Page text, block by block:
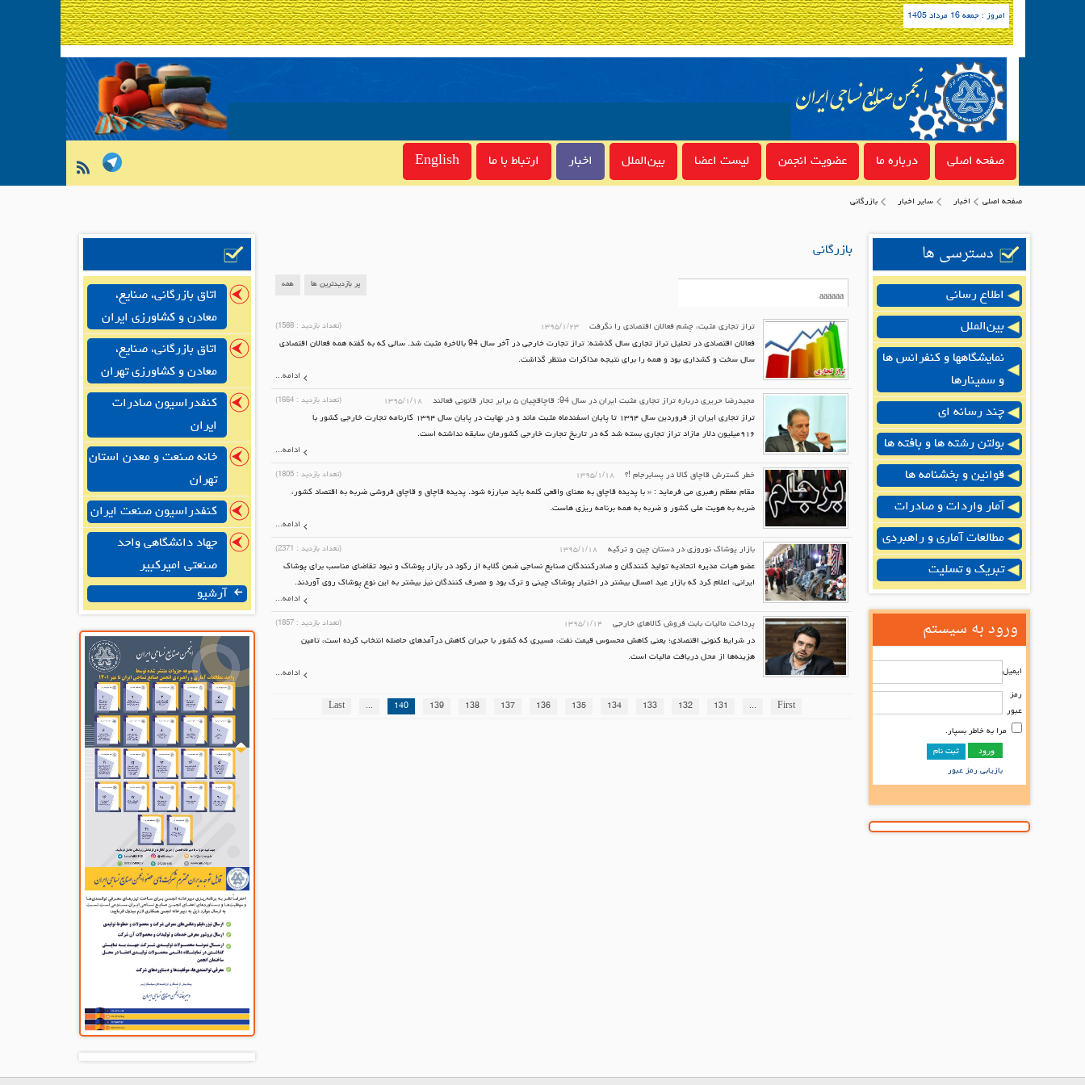
امروز : جمعه 16 مرداد 1405
صفحه اصلی درباره ما عضویت انجمن لیست اعضا بین‌الملل اخبار ارتباط با ما English
صفحه اصلی اخبار سایر اخبار بازرگانی
دسترسی ها
اطلاع رسانی
بین‌الملل
نمایشگاهها و کنفرانس ها
و سمینارها
چند رسانه ای
بولتن رشته ها و بافته ها
قوانین و بخشنامه ها
آمار واردات و صادرات
مطالعات آماری و راهبردی
تبریک و تسلیت
ورود به سیستم
ایمیل
رمز
عبور
مرا به خاطر بسپار.
ثبت نام
بازیابی رمز عبور
بازرگانی
پر بازدیدترین ها همه
تراز تجاری مثبت، چشم فعالان اقتصادی را نگرفت ۱۳۹۵/۱/۲۳ (تعداد بازدید : 1588
)
فعالان اقتصادی در تحلیل تراز تجاری سال گذشته: تراز تجارت خارجی در آخر سال 94 بالاخره مثبت شد. سالی که به گفته همه فعالان اقتصادی
سال سخت و کشداری بود و همه را برای نتیجه مذاکرات منتظر گذاشت.
ادامه...
مجیدرضا حریری درباره تراز تجاری مثبت ایران در سال 94: قاچاقچیان ٥ برابر تجار قانونی فعالند ۱۳۹۵/۱/۱۸ (تعداد بازدید : 1664
)
تراز تجاری ایران از فروردین سال ۱۳۹۴ تا پایان اسفندماه مثبت ماند و در نهایت در پایان سال ۱۳۹۴ کارنامه تجارت خارجی کشور با
۹۱۶میلیون دلار مازاد تراز تجاری بسته شد که در تاریخ تجارت خارجی کشورمان سابقه نداشته است.
ادامه...
خطر گسترش قاچاق کالا در پسابرجام !؟ ۱۳۹۵/۱/۱۸ (تعداد بازدید : 1805
)
مقام معظم رهبری می فرماید : « با پدیده قاچاق به معنای واقعی کلمه باید مبارزه شود. پدیده قاچاق و قاچاق فروشی ضربه به اقتصاد کشور،
ضربه به هویت ملی کشور و ضربه به همه برنامه ریزی هاست.
ادامه...
بازار پوشاک نوروزی در دستان چین و ترکیه ۱۳۹۵/۱/۱۸ (تعداد بازدید : 2371
)
عضو هیات مدیره اتحادیه تولید کنندگان و صادرکنندگان صنایع نساجی ضمن گلایه از رکود در بازار پوشاک و نبود تقاضای مناسب برای پوشاک
ایرانی، اعلام کرد که بازار عید امسال بیشتر در اختیار پوشاک چینی و ترک بود و مصرف کنندگان نیز بیشتر به این نوع پوشاک روی آوردند.
ادامه...
پرداخت مالیات بابت فروش كالاهای خارجی ۱۳۹۵/۱/۱۴ (تعداد بازدید : 1857
)
در شرایط كنونی اقتصادی؛ یعنی كاهش محسوس قیمت نفت، مسیری كه كشور با جبران كاهش درآمدهای حاصله انتخاب كرده است، تامین
هزینه‌ها از محل دریافت مالیات است.
ادامه...
First
...
131
132
133
134
135
136
137
138
139
140
...
Last
اتاق بازرگانی، صنایع،
معادن و کشاورزی ایران
اتاق بازرگانی، صنایع،
معادن و کشاورزی تهران
کنفدراسیون صادرات
ایران
خانه صنعت و معدن استان
تهران
کنفدراسیون صنعت ایران
جهاد دانشگاهی واحد
صنعتی امیرکبیر
آرشیو